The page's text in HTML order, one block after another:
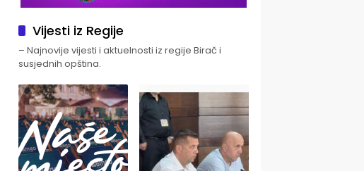
Vijesti iz Regije
– Najnovije vijesti i aktuelnosti iz regije Birač i
susjednih opština.